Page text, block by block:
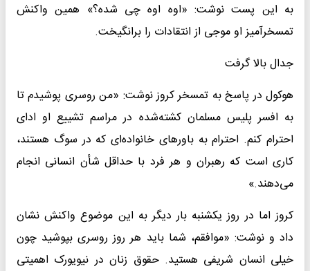
به این پست نوشت: «اوه اوه چی شده؟» همین واکنش
تمسخرآمیز او موجی از انتقادات را برانگیخت.
جدال بالا گرفت
هوکول در پاسخ به تمسخر کروز نوشت: «من روسری پوشیدم تا
به افسر پلیس مسلمان کشته‌شده در مراسم تشییع او ادای
احترام کنم. احترام به باورهای خانواده‌ای که در سوگ هستند،
کاری است که رهبران و هر فرد با حداقل شأن انسانی انجام
می‌دهند.»
کروز اما در روز یکشنبه بار دیگر به این موضوع واکنش نشان
داد و نوشت: «موافقم، شما باید هر روز روسری بپوشید چون
خیلی انسان شریفی هستید. حقوق زنان در نیویورک اهمیتی